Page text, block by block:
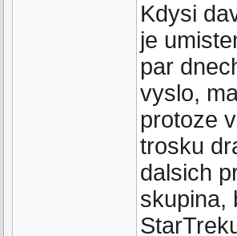
Kdysi
je
par
vyslo,
protoze
trosku
dalsich
skupina,